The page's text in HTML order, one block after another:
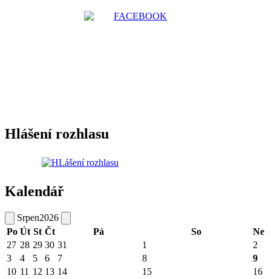
Hlášení rozhlasu
Kalendář
Srpen2026
Po Út St Čt Pá So
Ne
27 28 29 30 31 1
2
3
4 5 6 7 8
9
10 11 12 13 14 15
16